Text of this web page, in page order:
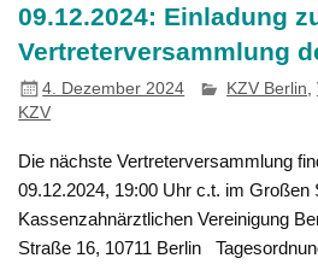
09.12.2024: Einladung
Vertreterversammlung
4. Dezember 2024 KZV Berlin,
KZV
Die nächste Vertreterversammlung
09.12.2024, 19:00 Uhr c.t. im Großen
Kassenzahnärztlichen Vereinigung
Straße 16, 10711 Berlin